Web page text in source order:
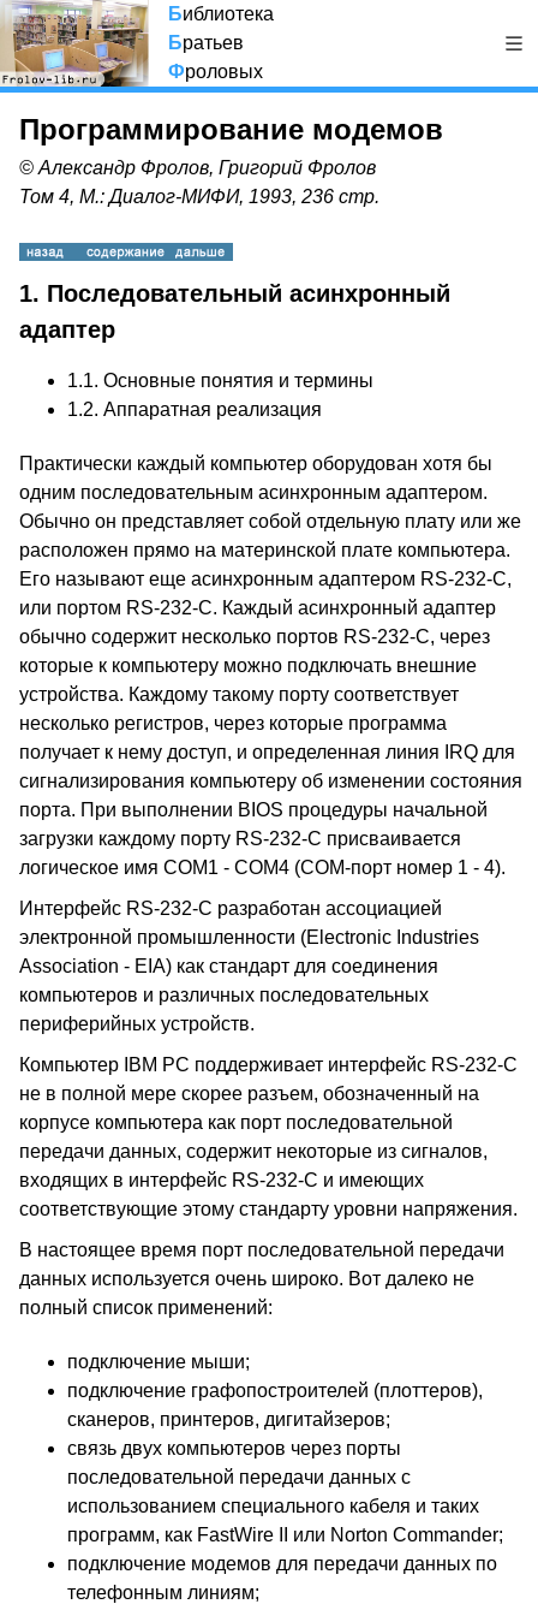
Библиотека
Братьев
Фроловых
Программирование модемов
© Александр Фролов, Григорий Фролов
Том 4, М.: Диалог-МИФИ, 1993, 236 стр.
1. Последовательный асинхронный
адаптер
1.1. Основные понятия и термины
1.2. Аппаратная реализация
Практически каждый компьютер оборудован хотя бы
одним последовательным асинхронным адаптером.
Обычно он представляет собой отдельную плату или же
расположен прямо на материнской плате компьютера.
Его называют еще асинхронным адаптером RS-232-C,
или портом RS-232-C. Каждый асинхронный адаптер
обычно содержит несколько портов RS-232-C, через
которые к компьютеру можно подключать внешние
устройства. Каждому такому порту соответствует
несколько регистров, через которые программа
получает к нему доступ, и определенная линия IRQ для
сигнализирования компьютеру об изменении состояния
порта. При выполнении BIOS процедуры начальной
загрузки каждому порту RS-232-C присваивается
логическое имя COM1 - COM4 (COM-порт номер 1 - 4).
Интерфейс RS-232-C разработан ассоциацией
электронной промышленности (Electronic Industries
Association - EIA) как стандарт для соединения
компьютеров и различных последовательных
периферийных устройств.
Компьютер IBM PC поддерживает интерфейс RS-232-C
не в полной мере скорее разъем, обозначенный на
корпусе компьютера как порт последовательной
передачи данных, содержит некоторые из сигналов,
входящих в интерфейс RS-232-C и имеющих
соответствующие этому стандарту уровни напряжения.
В настоящее время порт последовательной передачи
данных используется очень широко. Вот далеко не
полный список применений:
подключение мыши;
подключение графопостроителей (плоттеров),
сканеров, принтеров, дигитайзеров;
связь двух компьютеров через порты
последовательной передачи данных с
использованием специального кабеля и таких
программ, как FastWire II или Norton Commander;
подключение модемов для передачи данных по
телефонным линиям;